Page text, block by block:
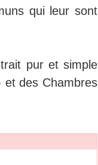
qui leur sont
pur et simple
et des Chambres